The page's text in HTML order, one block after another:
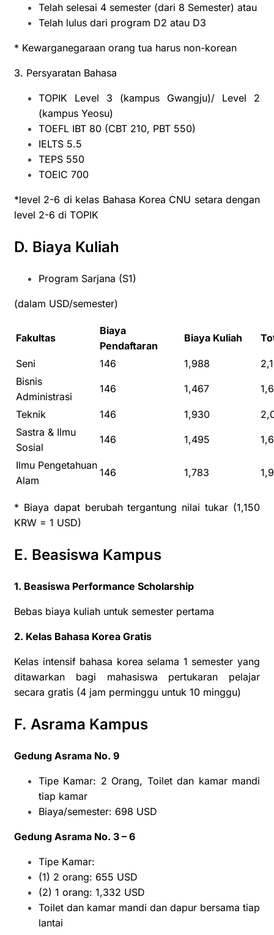
Telah selesai 4 semester (dari 8 Semester) atau
Telah lulus dari program D2 atau D3
* Kewarganegaraan orang tua harus non-korean
3. Persyaratan Bahasa
TOPIK Level 3 (kampus Gwangju)/ Level 2
(kampus Yeosu)
TOEFL IBT 80 (CBT 210, PBT 550)
IELTS 5.5
TEPS 550
TOEIC 700
*level 2-6 di kelas Bahasa Korea CNU setara dengan
level 2-6 di TOPIK
D. Biaya Kuliah
Program Sarjana (S1)
(dalam USD/semester)
Fakultas
Biaya
Pendaftaran
Biaya Kuliah
Seni 146 1,988
Bisnis
Administrasi
146 1,467
Teknik 146 1,930
Sastra & Ilmu
Sosial
146 1,495
Ilmu Pengetahuan
Alam
146 1,783
* Biaya dapat berubah tergantung nilai tukar (1,150
KRW = 1 USD)
E. Beasiswa Kampus
1. Beasiswa Performance Scholarship
Bebas biaya kuliah untuk semester pertama
2. Kelas Bahasa Korea Gratis
Kelas intensif bahasa korea selama 1 semester yang
ditawarkan bagi mahasiswa pertukaran pelajar
secara gratis (4 jam perminggu untuk 10 minggu)
F. Asrama Kampus
Gedung Asrama No. 9
Tipe Kamar: 2 Orang, Toilet dan kamar mandi
tiap kamar
Biaya/semester: 698 USD
Gedung Asrama No. 3 – 6
Tipe Kamar:
(1) 2 orang: 655 USD
(2) 1 orang: 1,332 USD
Toilet dan kamar mandi dan dapur bersama tiap
lantai